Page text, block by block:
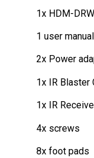
1x HDM-
1 user manual
2x Power
1x IR Blaster
1x IR
4x screws
8x foot pads